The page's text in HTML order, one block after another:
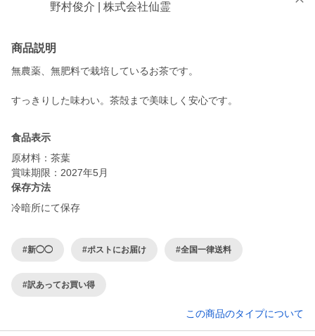
野村俊介 | 株式会社仙霊
商品説明
無農薬、無肥料で栽培しているお茶です。
すっきりした味わい。茶殻まで美味しく安心です。
食品表示
原材料：茶葉
賞味期限：2027年5月
保存方法
冷暗所にて保存
#新◯◯ #ポストにお届け #全国一律送料
#訳あってお買い得
この商品のタイプについて